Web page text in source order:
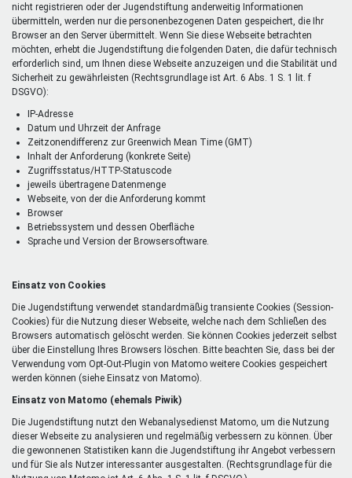
nicht registrieren oder der Jugendstiftung anderweitig Informationen
übermitteln, werden nur die personenbezogenen Daten gespeichert, die Ihr
Browser an den Server übermittelt. Wenn Sie diese Webseite betrachten
möchten, erhebt die Jugendstiftung die folgenden Daten, die dafür technisch
erforderlich sind, um Ihnen diese Webseite anzuzeigen und die Stabilität und
Sicherheit zu gewährleisten (Rechtsgrundlage ist Art. 6 Abs. 1 S. 1 lit. f
DSGVO):
IP-Adresse
Datum und Uhrzeit der Anfrage
Zeitzonendifferenz zur Greenwich Mean Time (GMT)
Inhalt der Anforderung (konkrete Seite)
Zugriffsstatus/HTTP-Statuscode
jeweils übertragene Datenmenge
Webseite, von der die Anforderung kommt
Browser
Betriebssystem und dessen Oberfläche
Sprache und Version der Browsersoftware.
Einsatz von Cookies
Die Jugendstiftung verwendet standardmäßig transiente Cookies (Session-
Cookies) für die Nutzung dieser Webseite, welche nach dem Schließen des
Browsers automatisch gelöscht werden. Sie können Cookies jederzeit selbst
über die Einstellung Ihres Browsers löschen. Bitte beachten Sie, dass bei der
Verwendung vom Opt-Out-Plugin von Matomo weitere Cookies gespeichert
werden können (siehe Einsatz von Matomo).
Einsatz von Matomo (ehemals Piwik)
Die Jugendstiftung nutzt den Webanalysedienst Matomo, um die Nutzung
dieser Webseite zu analysieren und regelmäßig verbessern zu können. Über
die gewonnenen Statistiken kann die Jugendstiftung ihr Angebot verbessern
und für Sie als Nutzer interessanter ausgestalten. (Rechtsgrundlage für die